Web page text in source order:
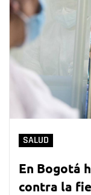
SALUD
En Bogotá
contra la